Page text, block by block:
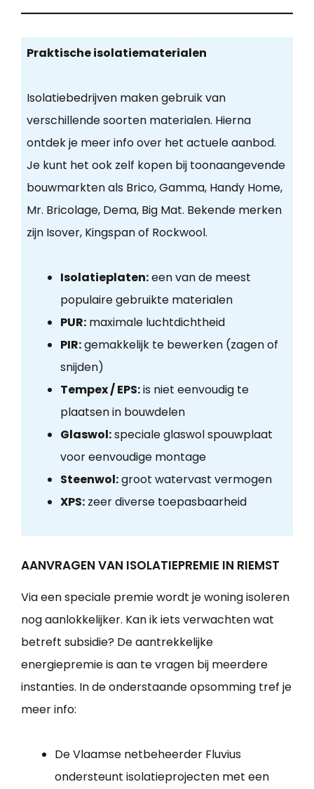
Praktische isolatiematerialen
Isolatiebedrijven maken gebruik van
verschillende soorten materialen. Hierna
ontdek je meer info over het actuele aanbod.
Je kunt het ook zelf kopen bij toonaangevende
bouwmarkten als Brico, Gamma, Handy Home,
Mr. Bricolage, Dema, Big Mat. Bekende merken
zijn Isover, Kingspan of Rockwool.
Isolatieplaten:een van de meest
populaire gebruikte materialen
PUR:maximale luchtdichtheid
PIR:gemakkelijk te bewerken (zagen of
snijden)
Tempex / EPS:is niet eenvoudig te
plaatsen in bouwdelen
Glaswol:speciale glaswol spouwplaat
voor eenvoudige montage
Steenwol:groot watervast vermogen
XPS:zeer diverse toepasbaarheid
AANVRAGEN VAN ISOLATIEPREMIE IN RIEMST
Via een speciale premie wordt je woning isoleren
nog aanlokkelijker. Kan ik iets verwachten wat
betreft subsidie? De aantrekkelijke
energiepremie is aan te vragen bij meerdere
instanties. In de onderstaande opsomming tref je
meer info:
De Vlaamse netbeheerder Fluvius
ondersteunt isolatieprojecten met een